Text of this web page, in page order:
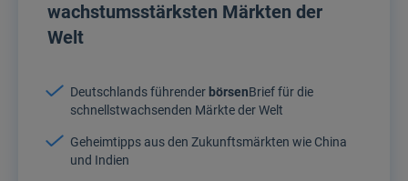
wachstumsstärksten Märkten der
Welt
Deutschlands führender börsenBrief für die
schnellstwachsenden Märkte der Welt
Geheimtipps aus den Zukunftsmärkten wie China
und Indien